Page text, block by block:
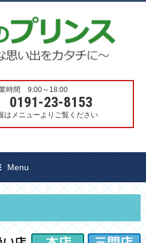
時間 9:00～18:00
23-8153
はメニューよりご覧ください
Menu